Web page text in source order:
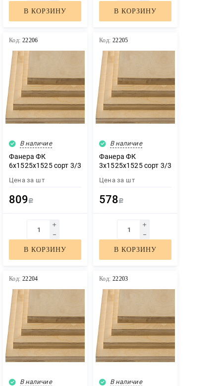
В КОРЗИНУ В КОРЗИНУ
Код: 22206
В наличие
Фанера ФК
6х1525х1525 сорт 3/3
Цена за шт
809 Р
В КОРЗИНУ
Код: 22205
В наличие
Фанера ФК
3х1525х1525 сорт 3/3
Цена за шт
578 Р
В КОРЗИНУ
Код: 22204
В наличие
Код: 22203
В наличие